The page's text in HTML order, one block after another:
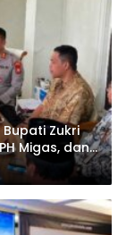
Zukri
Migas, dan